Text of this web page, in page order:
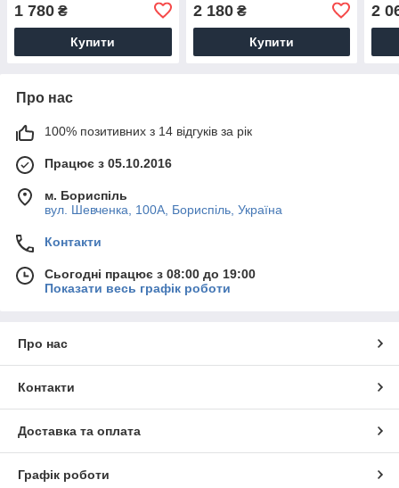
1 780 ₴
Купити
2 180₴
Купити
2
Про нас
100% позитивних з 14 відгуків за рік
Працює з 05.10.2016
м. Бориспіль
вул. Шевченка, 100А, Бориспіль, Україна
Контакти
Сьогодні працює з 08:00 до 19:00
Показати весь графік роботи
Про нас
Контакти
Доставка та оплата
Графік роботи